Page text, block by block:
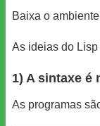
Baixa o
As ideias do
1) A sintaxe é
As programas